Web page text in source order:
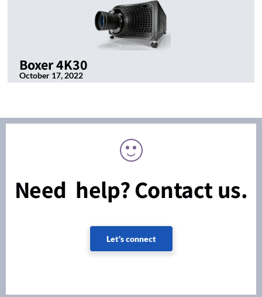
Boxer 4K30
October 17, 2022
Need help? Contact us.
Let's connect